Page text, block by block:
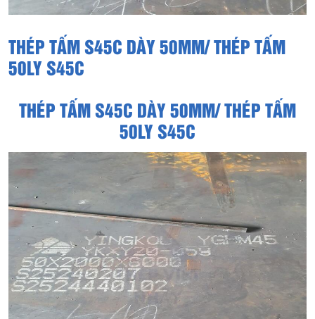
THÉP TẤM S45C DÀY 50MM/ THÉP TẤM
50LY S45C
THÉP TẤM S45C DÀY 50MM/ THÉP TẤM
50LY S45C